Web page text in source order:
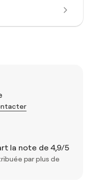
la note de 4,9/5
par plus de